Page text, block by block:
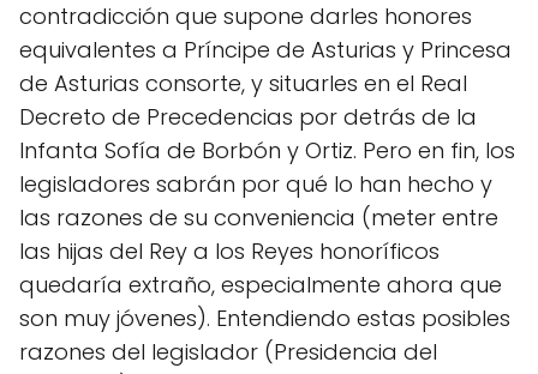
contradicción que supone darles honores
equivalentes a Príncipe de Asturias y Princesa
de Asturias consorte, y situarles en el Real
Decreto de Precedencias por detrás de la
Infanta Sofía de Borbón y Ortiz. Pero en fin, los
legisladores sabrán por qué lo han hecho y
las razones de su conveniencia (meter entre
las hijas del Rey a los Reyes honoríficos
quedaría extraño, especialmente ahora que
son muy jóvenes). Entendiendo estas posibles
razones del legislador (Presidencia del